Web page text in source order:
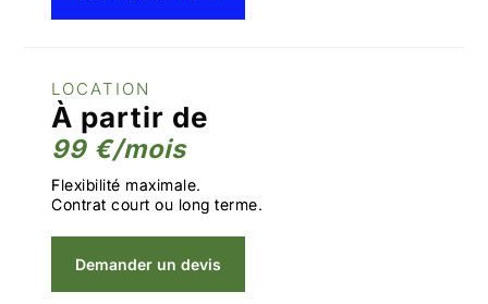
LOCATION
À partir de
99 €/mois
Flexibilité maximale.
Contrat court ou long terme.
Demander un devis